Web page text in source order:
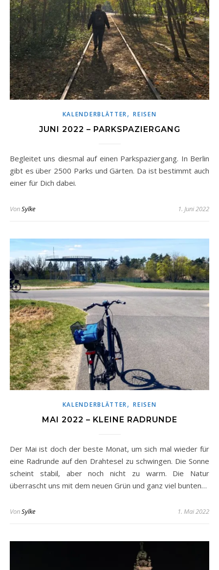
KALENDERBLÄTTER,REISEN
JUNI 2022 – PARKSPAZIERGANG
Begleitet uns diesmal auf einen Parkspaziergang. In Berlin
gibt es über 2500 Parks und Gärten. Da ist bestimmt auch
einer für Dich dabei.
VonSylke 1. Juni 2022
KALENDERBLÄTTER,REISEN
MAI 2022 – KLEINE RADRUNDE
Der Mai ist doch der beste Monat, um sich mal wieder für
eine Radrunde auf den Drahtesel zu schwingen. Die Sonne
scheint stabil, aber noch nicht zu warm. Die Natur
überrascht uns mit dem neuen Grün und ganz viel bunten…
VonSylke 1. Mai 2022